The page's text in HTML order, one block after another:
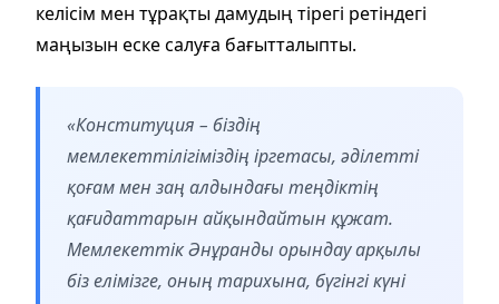
келісім мен тұрақты дамудың тірегі ретіндегі
маңызын еске салуға бағытталыпты.
«Конституция – біздің
мемлекеттілігіміздің іргетасы, әділетті
қоғам мен заң алдындағы теңдіктің
қағидаттарын айқындайтын құжат.
Мемлекеттік Әнұранды орындау арқылы
біз елімізге, оның тарихына, бүгінгі күні